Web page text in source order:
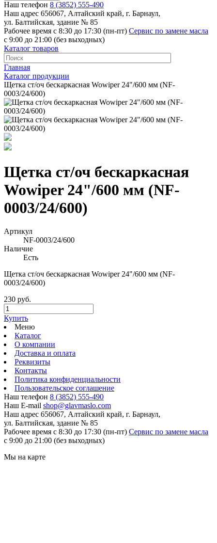
Наш телефон 8 (3852) 555-490
Наш адрес 656067, Алтайский край, г. Барнаул,
ул. Балтийская, здание № 85
Рабочее время с 8:30 до 17:30 (пн-пт) Сервис по замене масла
с 9:00 до 21:00 (без выходных)
Каталог товаров
Главная
Каталог продукции
Щетка ст/оч бескаркасная Wowiper 24"/600 мм (NF-
0003/24/600)
Щетка ст/оч бескаркасная
Wowiper 24"/600 мм (NF-
0003/24/600)
Артикул
NF-0003/24/600
Наличие
Есть
Щетка ст/оч бескаркасная Wowiper 24"/600 мм (NF-
0003/24/600)
230 руб.
Купить
Меню
Каталог
О компании
Доставка и оплата
Реквизиты
Контакты
Политика конфиденциальности
Пользовательское соглашение
Наш телефон 8 (3852) 555-490
Наш E-mail shop@glavmaslo.com
Наш адрес 656067, Алтайский край, г. Барнаул,
ул. Балтийская, здание № 85
Рабочее время с 8:30 до 17:30 (пн-пт) Сервис по замене масла
с 9:00 до 21:00 (без выходных)
Мы на карте